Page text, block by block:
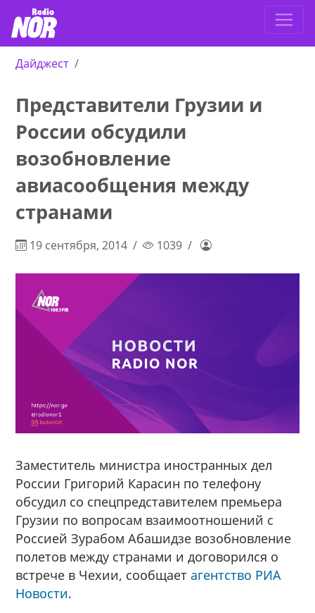
Дайджест
Представители Грузии и
России обсудили
возобновление
авиасообщения между
странами
19 сентября, 2014 1039
Заместитель министра иностранных дел
России Григорий Карасин по телефону
обсудил со спецпредставителем премьера
Грузии по вопросам взаимоотношений с
Россией Зурабом Абашидзе возобновление
полетов между странами и договорился о
встрече в Чехии, сообщаетагентство РИА
Новости.